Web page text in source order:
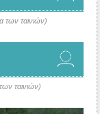
των ταινιών)
ταινιών)